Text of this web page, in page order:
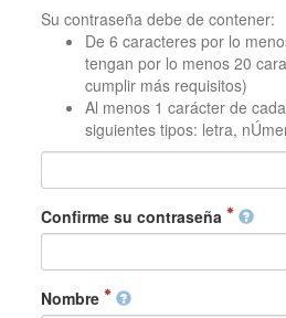
Su contraseña debe de contener:
De 6 caracteres por lo
tengan por lo menos 20
cumplir más requisitos)
Al menos 1 carácter de
siguientes tipos: letra,
Confirme su contraseña
Nombre